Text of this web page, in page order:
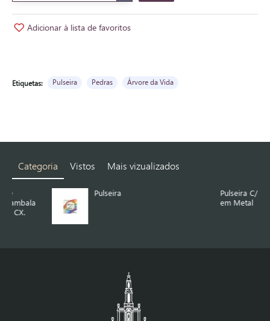
Adicionar à lista de favoritos
Etiquetas: Pulseira Pedras Árvore da Vida
Categoria Vistos Mais vizualizados
Pulseira C/ Aplicação